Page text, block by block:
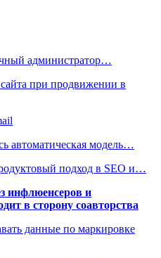
администратор…
при продвижении в
автоматическая модель…
подход в SEO и…
инфлюенсеров и
в сторону соавторства
данные по маркировке